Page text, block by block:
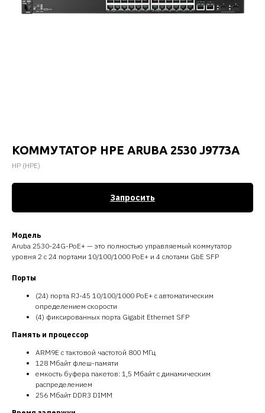
КОММУТАТОР HPE ARUBA 2530 J9773A
HP (HPE)
Запросить
Модель
Aruba 2530-24G-PoE+ — это полностью управляемый коммутатор
уровня 2 с 24 портами 10/100/1000 PoE+ и 4 слотами GbE SFP
Порты
(24) порта RJ-45 10/100/1000 PoE+ с автоматическим
определением скорости
(4) фиксированных порта Gigabit Ethernet SFP
Память и процессор
ARM9E с тактовой частотой 800 МГц
128 Мбайт флеш-памяти
емкость буфера пакетов: 1,5 Мбайт с динамическим
распределением
256 Мбайт DDR3 DIMM